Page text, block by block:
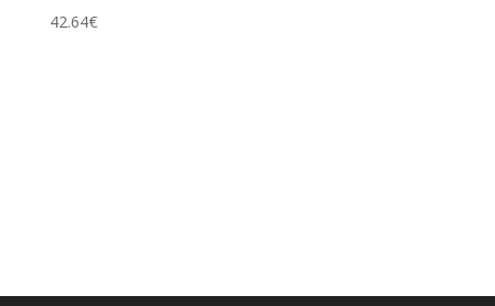
42.64€